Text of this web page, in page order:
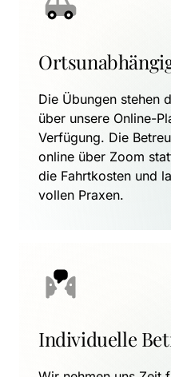
Die Übungen stehen
über unsere Online-
Verfügung. Die
online über Zoom
die Fahrtkosten und
vollen Praxen.
Individuelle